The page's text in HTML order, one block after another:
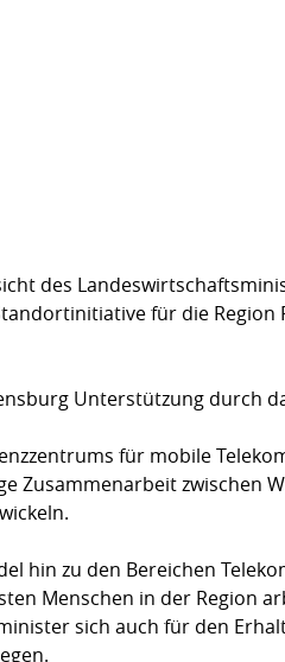
des
für die Region
Unterstützung durch
für mobile
Zusammenarbeit zwischen
hin zu den Bereichen
Menschen in der Region
sich auch für den